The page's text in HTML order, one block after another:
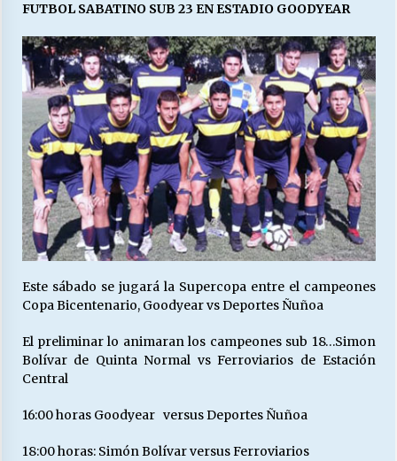
FUTBOL SABATINO SUB 23 EN ESTADIO GOODYEAR
Este sábado se jugará la Supercopa entre el campeones
Copa Bicentenario, Goodyear vs Deportes Ñuñoa
El preliminar lo animaran los campeones sub 18…Simon
Bolívar de Quinta Normal vs Ferroviarios de Estación
Central
16:00 horas Goodyear versus Deportes Ñuñoa
18:00 horas: Simón Bolívar versus Ferroviarios